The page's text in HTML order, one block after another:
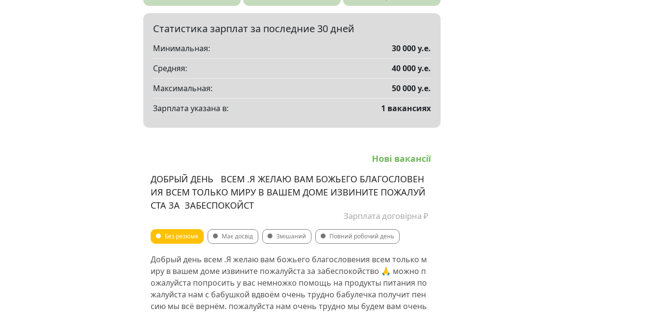
Показать все разделы
Статистика зарплат за последние 30 дней
Минимальная:
30 000 у.е.
Средняя:
40 000 у.е.
Максимальная:
50 000 у.е.
Зарплата указана в:
1 вакансиях
Нові вакансії
ДОБРЫЙ ДЕНЬ ВСЕМ .Я ЖЕЛАЮ ВАМ БОЖЬЕГО БЛАГОСЛОВЕН
ИЯ ВСЕМ ТОЛЬКО МИРУ В ВАШЕМ ДОМЕ ИЗВИНИТЕ ПОЖАЛУЙ
СТА ЗА ЗАБЕСПОКОЙСТ
Зарплата договірна ₽
Без резюме Має досвід Змішаний Повний робочий день
Добрый день всем .Я желаю вам божьего благословения всем только м
иру в вашем доме извините пожалуйста за забеспокойство 🙏 можно п
ожалуйста попросить у вас немножко помощь на продукты питания по
жалуйста нам с бабушкой вдвоём очень трудно бабулечка получит пен
сию мы всё вернём. пожалуйста нам очень трудно мы будем вам очень